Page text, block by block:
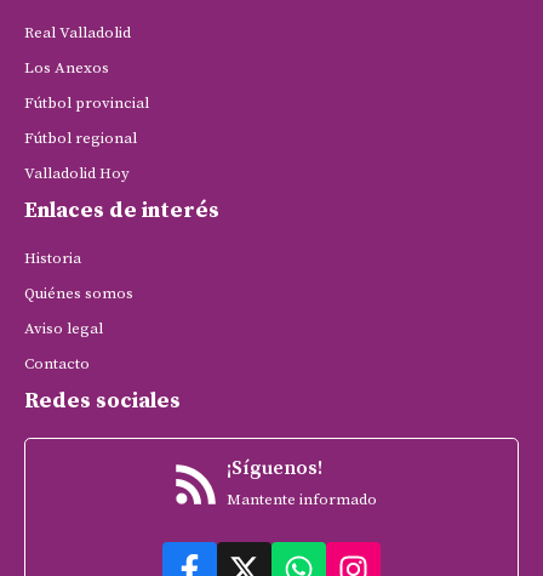
Real Valladolid
Los Anexos
Fútbol provincial
Fútbol regional
Valladolid Hoy
Enlaces de interés
Historia
Quiénes somos
Aviso legal
Contacto
Redes sociales
¡Síguenos!
Mantente informado